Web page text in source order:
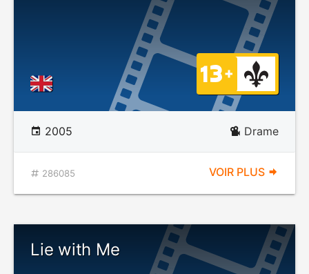
2005 Drame
286085 VOIR PLUS
Lie with Me